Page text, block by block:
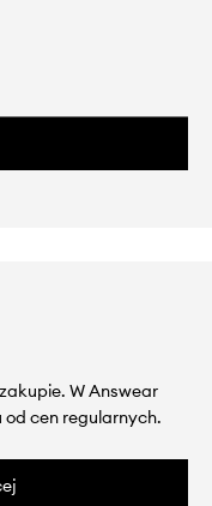
W Answear
od cen regularnych.